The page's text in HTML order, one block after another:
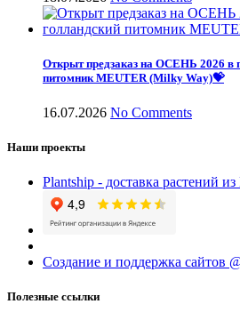
Открыт предзаказ на ОСЕНЬ 2026 в
питомник MEUTER (Milky Way)💝
16.07.2026 No Comments
Наши проекты
Plantship - доставка растений
Создание и поддержка сайтов
Полезные ссылки